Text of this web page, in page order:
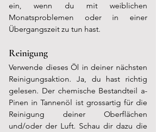
ein, wenn du mit weiblichen
Monatsproblemen oder in einer
Übergangszeit zu tun hast.
Reinigung
Verwende dieses Öl in deiner nächsten
Reinigungsaktion. Ja, du hast richtig
gelesen. Der chemische Bestandteil a-
Pinen in Tannenöl ist grossartig für die
Reinigung deiner Oberflächen
und/oder der Luft. Schau dir dazu die